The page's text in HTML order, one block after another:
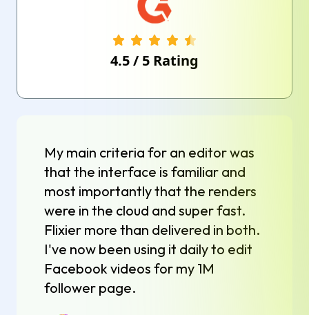
4.5/ 5 Rating
My main criteria for an editor was
that the interface is familiar and
most importantly that the renders
were in the cloud and super fast.
Flixier more than delivered in both.
I've now been using it daily to edit
Facebook videos for my 1M
follower page.